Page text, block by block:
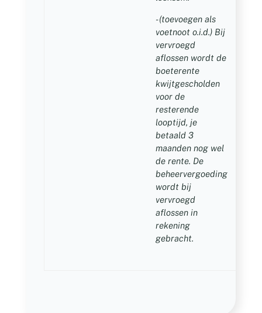
- (toevoegen als
voetnoot o.i.d.) Bij
vervroegd
aflossen wordt de
boeterente
kwijtgescholden
voor de
resterende
looptijd, je
betaald 3
maanden nog wel
de rente. De
beheervergoeding
wordt bij
vervroegd
aflossen in
rekening
gebracht.